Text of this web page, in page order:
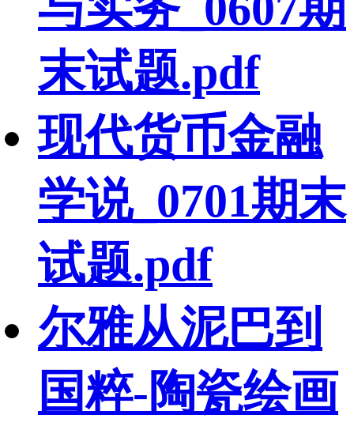
末试题.pdf
现代货币金融
学说_0701期末
试题.pdf
尔雅从泥巴到
国粹-陶瓷绘画